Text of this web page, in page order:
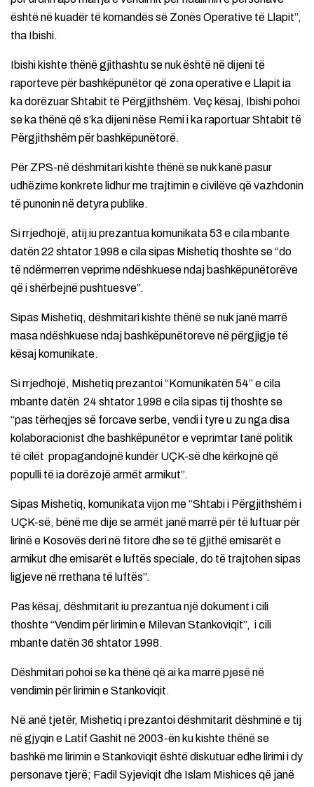
është në kuadër të komandës së Zonës Operative të Llapit”,
tha Ibishi.
Ibishi kishte thënë gjithashtu se nuk është në dijeni të
raporteve për bashkëpunëtor që zona operative e Llapit ia
ka dorëzuar Shtabit të Përgjithshëm. Veç kësaj, Ibishi pohoi
se ka thënë që s’ka dijeni nëse Remi i ka raportuar Shtabit të
Përgjithshëm për bashkëpunëtorë.
Për ZPS-në dëshmitari kishte thënë se nuk kanë pasur
udhëzime konkrete lidhur me trajtimin e civilëve që vazhdonin
të punonin në detyra publike.
Si rrjedhojë, atij iu prezantua komunikata 53 e cila mbante
datën 22 shtator 1998 e cila sipas Mishetiq thoshte se “do
të ndërmerren veprime ndëshkuese ndaj bashkëpunëtorëve
që i shërbejnë pushtuesve”.
Sipas Mishetiq, dëshmitari kishte thënë se nuk janë marrë
masa ndëshkuese ndaj bashkëpunëtoreve në përgjigje të
kësaj komunikate.
Si rrjedhojë, Mishetiq prezantoi “Komunikatën 54” e cila
mbante datën 24 shtator 1998 e cila sipas tij thoshte se
“pas tërheqjes së forcave serbe, vendi i tyre u zu nga disa
kolaboracionist dhe bashkëpunëtor e veprimtar tanë politik
të cilët propagandojnë kundër UÇK-së dhe kërkojnë që
populli të ia dorëzojë armët armikut”.
Sipas Mishetiq, komunikata vijon me “Shtabi i Përgjithshëm i
UÇK-së, bënë me dije se armët janë marrë për të luftuar për
lirinë e Kosovës deri në fitore dhe se të gjithë emisarët e
armikut dhe emisarët e luftës speciale, do të trajtohen sipas
ligjeve në rrethana të luftës”.
Pas kësaj, dëshmitarit iu prezantua një dokument i cili
thoshte “Vendim për lirimin e Milevan Stankoviqit”, i cili
mbante datën 36 shtator 1998.
Dëshmitari pohoi se ka thënë që ai ka marrë pjesë në
vendimin për lirimin e Stankoviqit.
Në anë tjetër, Mishetiq i prezantoi dëshmitarit dëshminë e tij
në gjyqin e Latif Gashit në 2003-ën ku kishte thënë se
bashkë me lirimin e Stankoviqit është diskutuar edhe lirimi i dy
personave tjerë; Fadil Syjeviqit dhe Islam Mishices që janë